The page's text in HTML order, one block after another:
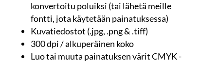
konvertoitu poluiksi (tai lähetä meille
fontti, jota käytetään painatuksessa)
Kuvatiedostot (.jpg, .png & .tiff)
300 dpi / alkuperäinen koko
Luo tai muuta painatuksen värit CMYK -